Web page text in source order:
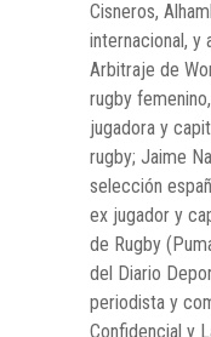
Cisneros,
internacional, y
Arbitraje de
rugby
jugadora y
rugby; Jaime
selección
ex jugador y
de Rugby
del Diario
periodista y
Confidencial y